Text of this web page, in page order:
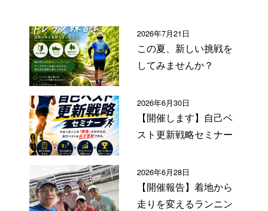
2026年7月21日
この夏、新しい挑戦を
してみませんか？
2026年6月30日
【開催します】自己ベ
スト更新戦略セミナー
2026年6月28日
【開催報告】着地から
走りを変えるランニン